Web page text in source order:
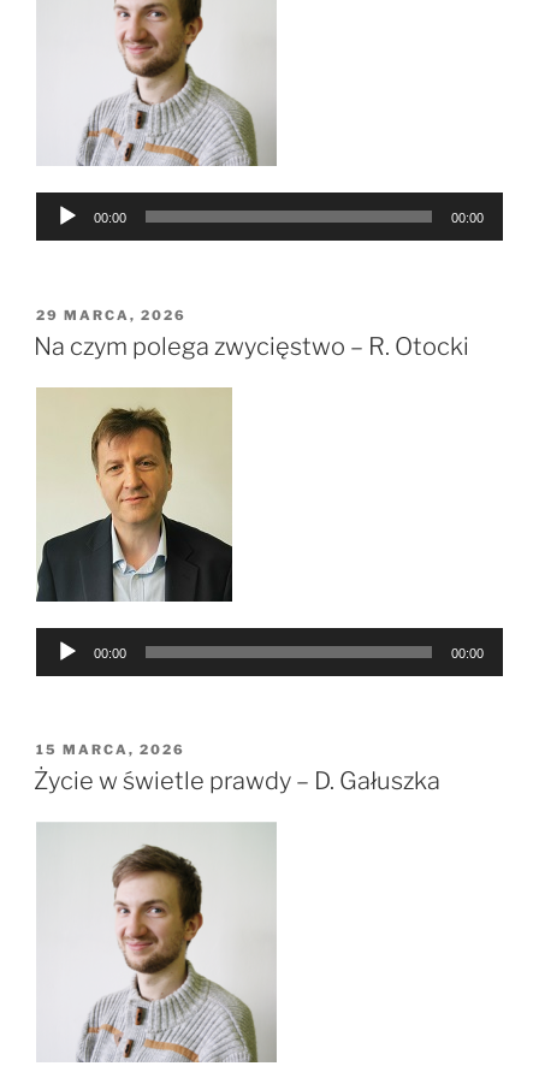
Odtwarzacz
00:00 00:00
OPUBLIKOWANE
W
29 MARCA, 2026
Na czym polega zwycięstwo – R. Otocki
Odtwarzacz
00:00 00:00
OPUBLIKOWANE
W
15 MARCA, 2026
Życie w świetle prawdy – D. Gałuszka